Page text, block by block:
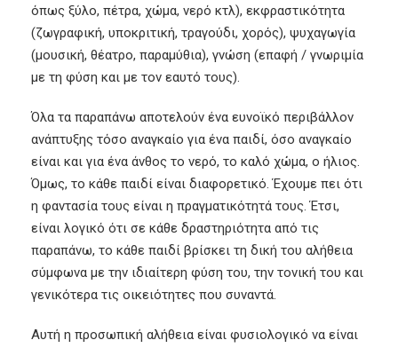
όπως ξύλο, πέτρα, χώμα, νερό κτλ), εκφραστικότητα
(ζωγραφική, υποκριτική, τραγούδι, χορός), ψυχαγωγία
(μουσική, θέατρο, παραμύθια), γνώση (επαφή / γνωριμία
με τη φύση και με τον εαυτό τους).
Όλα τα παραπάνω αποτελούν ένα ευνοϊκό περιβάλλον
ανάπτυξης τόσο αναγκαίο για ένα παιδί, όσο αναγκαίο
είναι και για ένα άνθος το νερό, το καλό χώμα, ο ήλιος.
Όμως, το κάθε παιδί είναι διαφορετικό. Έχουμε πει ότι
η φαντασία τους είναι η πραγματικότητά τους. Έτσι,
είναι λογικό ότι σε κάθε δραστηριότητα από τις
παραπάνω, το κάθε παιδί βρίσκει τη δική του αλήθεια
σύμφωνα με την ιδιαίτερη φύση του, την τονική του και
γενικότερα τις οικειότητες που συναντά.
Αυτή η προσωπική αλήθεια είναι φυσιολογικό να είναι